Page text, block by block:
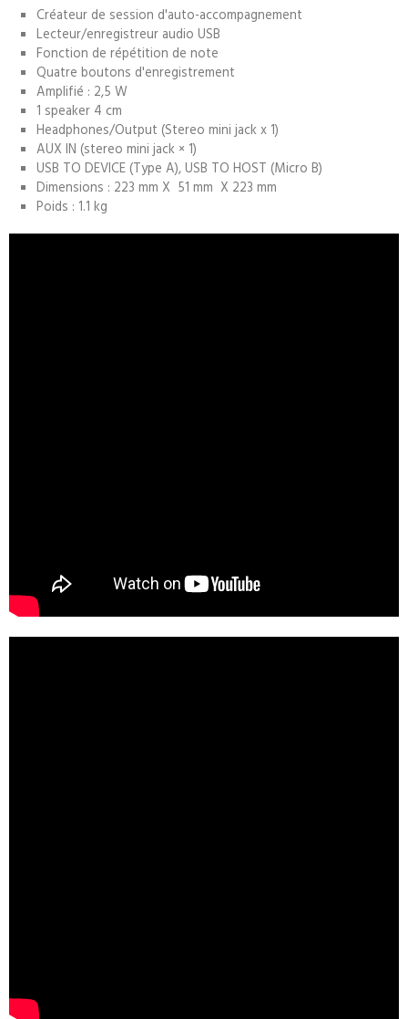
Créateur de session d'auto-accompagnement
Lecteur/enregistreur audio USB
Fonction de répétition de note
Quatre boutons d'enregistrement
Amplifié : 2,5 W
1 speaker 4 cm
Headphones/Output (Stereo mini jack x 1)
AUX IN (stereo mini jack × 1)
USB TO DEVICE (Type A), USB TO HOST (Micro B)
Dimensions : 223 mm X 51 mm X 223 mm
Poids : 1.1 kg